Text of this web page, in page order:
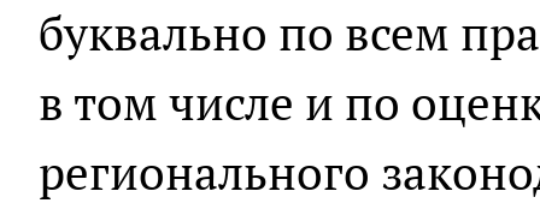
буквально по всем
в том числе и по
регионального